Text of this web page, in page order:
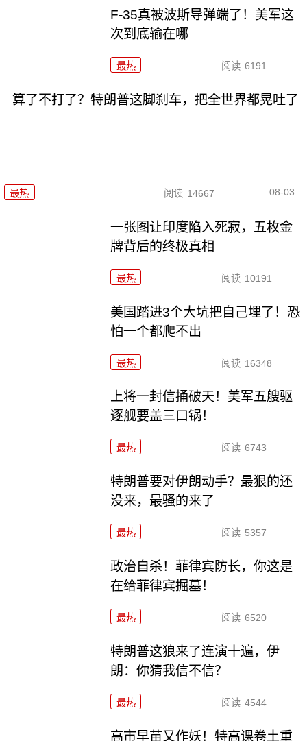
F-35真被波斯导弹端了！美军这
次到底输在哪
最热 阅读 6191
算了不打了？特朗普这脚刹车，把全世界都晃吐了
最热 阅读 14667 08-03
一张图让印度陷入死寂，五枚金
牌背后的终极真相
最热 阅读 10191
美国踏进3个大坑把自己埋了！恐
怕一个都爬不出
最热 阅读 16348
上将一封信捅破天！美军五艘驱
逐舰要盖三口锅！
最热 阅读 6743
特朗普要对伊朗动手？最狠的还
没来，最骚的来了
最热 阅读 5357
政治自杀！菲律宾防长，你这是
在给菲律宾掘墓！
最热 阅读 6520
特朗普这狼来了连演十遍，伊
朗：你猜我信不信？
最热 阅读 4544
高市早苗又作妖！特高课卷土重